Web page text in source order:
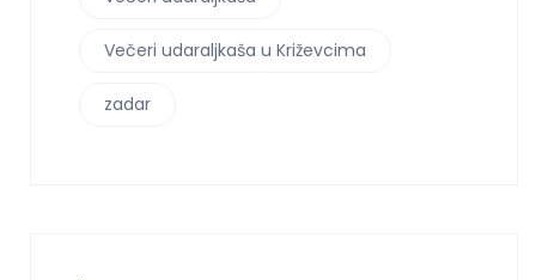
Večeri udaraljkaša u Križevcima
zadar